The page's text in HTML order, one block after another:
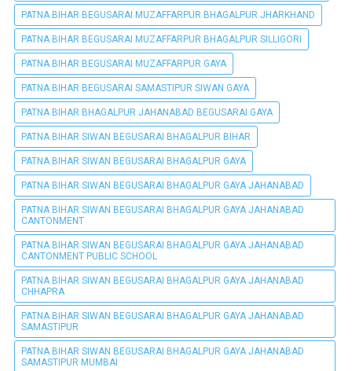
PATNA BIHAR BEGUSARAI MUZAFFARPUR BHAGALPUR JHARKHAND
PATNA BIHAR BEGUSARAI MUZAFFARPUR BHAGALPUR SILLIGORI
PATNA BIHAR BEGUSARAI MUZAFFARPUR GAYA
PATNA BIHAR BEGUSARAI SAMASTIPUR SIWAN GAYA
PATNA BIHAR BHAGALPUR JAHANABAD BEGUSARAI GAYA
PATNA BIHAR SIWAN BEGUSARAI BHAGALPUR BIHAR
PATNA BIHAR SIWAN BEGUSARAI BHAGALPUR GAYA
PATNA BIHAR SIWAN BEGUSARAI BHAGALPUR GAYA JAHANABAD
PATNA BIHAR SIWAN BEGUSARAI BHAGALPUR GAYA JAHANABAD
CANTONMENT
PATNA BIHAR SIWAN BEGUSARAI BHAGALPUR GAYA JAHANABAD
CANTONMENT PUBLIC SCHOOL
PATNA BIHAR SIWAN BEGUSARAI BHAGALPUR GAYA JAHANABAD
CHHAPRA
PATNA BIHAR SIWAN BEGUSARAI BHAGALPUR GAYA JAHANABAD
SAMASTIPUR
PATNA BIHAR SIWAN BEGUSARAI BHAGALPUR GAYA JAHANABAD
SAMASTIPUR MUMBAI